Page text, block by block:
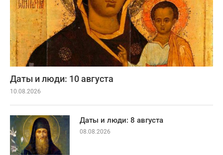
Даты и люди: 10 августа
10.08.2026
Даты и люди: 8 августа
08.08.2026